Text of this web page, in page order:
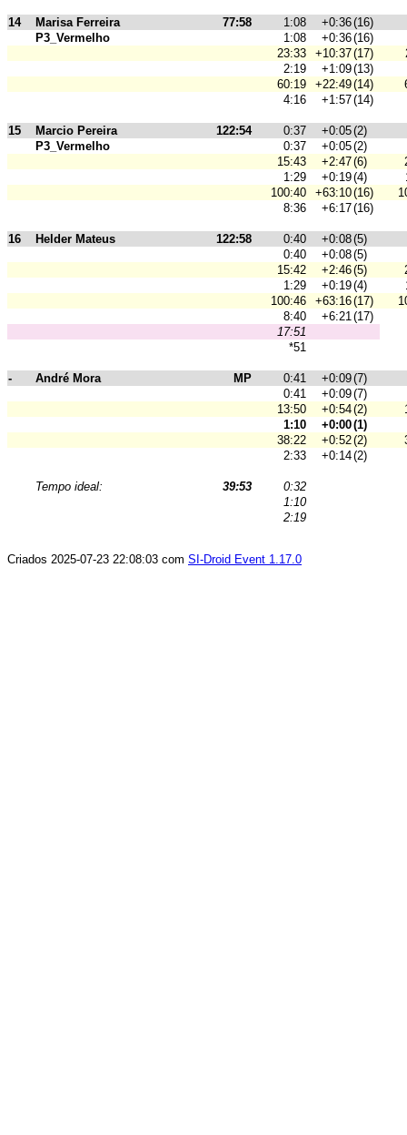
14 Marisa Ferreira 77:58 1:08 +0:36(16)
P3_Vermelho
1:08 +0:36(16)
23:33
+10:37(17)
2:19
+1:09(13)
60:19
+22:49(14)
4:16
+1:57(14)
15 Marcio Pereira 122:54 0:37 +0:05(2)
P3_Vermelho
0:37 +0:05(2)
15:43
+2:47(6)
1:29
+0:19(4)
100:40
+63:10(16)
8:36
+6:17(16)
16 Helder Mateus 122:58 0:40 +0:08(5)
0:40
+0:08(5)
15:42
+2:46(5)
1:29
+0:19(4)
100:46
+63:16(17)
8:40
+6:21(17)
17:51
*51
- André Mora MP 0:41 +0:09(7)
0:41
+0:09(7)
13:50
+0:54(2)
1:10
+0:00(1)
38:22
+0:52(2)
2:33
+0:14(2)
Tempo ideal: 39:53
0:32
1:10
2:19
Criados 2025-07-23 22:08:03 com SI-Droid Event 1.17.0